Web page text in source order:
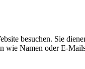
besuchen. Sie
Namen oder E-